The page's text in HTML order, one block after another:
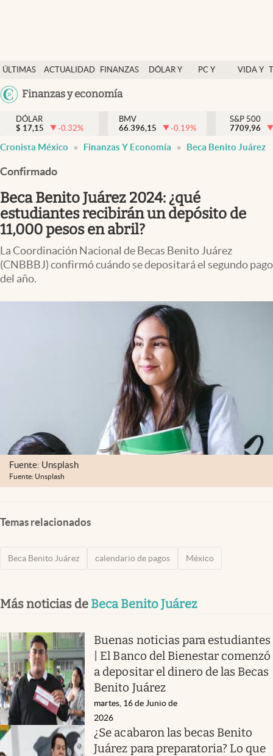
ÚLTIMAS
NOTICIAS
ACTUALIDAD
FINANZAS
DÓLAR Y
PC Y
VIDA Y
México
USA
Finanzas y economía
Actualidad
Finanzas y economía
Dólar y mercados
Pc y celular
Vida y estilo
Tv
Clima
Espiritualidad
DÓLAR
$ 17,15 -0.32%
BMV
66.396,15
-0.19%
S&P 500
7709,96
Cronista México Finanzas Y Economía Beca Benito Juárez
Confirmado
Beca Benito Juárez 2024: ¿qué
estudiantes recibirán un depósito de
11,000 pesos en abril?
La Coordinación Nacional de Becas Benito Juárez
(CNBBBJ) confirmó cuándo se depositará el segundo pago
del año.
Fuente: Unsplash
Fuente: Unsplash
Temas relacionados
Beca Benito Juárez calendario de pagos México
Más noticias de Beca Benito Juárez
Buenas noticias para estudiantes
| El Banco del Bienestar comenzó
a depositar el dinero de las Becas
Benito Juárez
martes, 16 de Junio de
2026
¿Se acabaron las becas Benito
Juárez para preparatoria? Lo que